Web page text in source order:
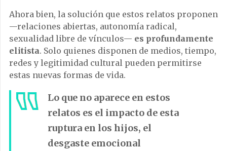
Ahora bien, la solución que estos relatos proponen
—relaciones abiertas, autonomía radical,
sexualidad libre de vínculos— es profundamente
elitista. Solo quienes disponen de medios, tiempo,
redes y legitimidad cultural pueden permitirse
estas nuevas formas de vida.
Lo que no aparece en estos
relatos es el impacto de esta
ruptura en los hijos, el
desgaste emocional